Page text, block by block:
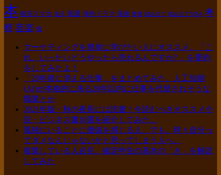
本 格安スマホ 楽天 派遣 海外ドラマ 漫画 禁煙 積み立て 積み立てNISA 考
察 音楽 食
マーケティングを簡単に学びたい人にオススメ。「こ
れ、いったいどうやったら売れるんですか? 」を要約
をしてみたよ！
「20年後に消える仕事」をまとめてみた。人工知能
(AI)が本格的に来る20年以内に仕事を代替されそうな
職業とか
2021年版・秋の夜長には読書！今読むべきオススメ小
説・ビジネス書10選を紹介してみた。
孤独にいることに価値を感じる人。でも、時々自分っ
てダメなんじゃないかと思ってしまう人へ。
復業している人必見。確定申告の基本の「き」を解説
してみた